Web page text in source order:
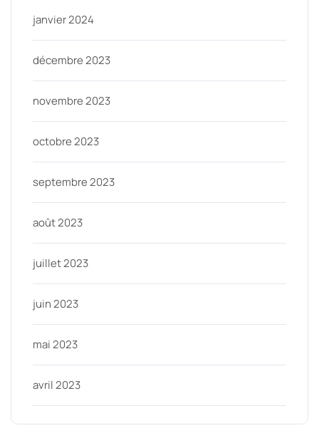
janvier 2024
décembre 2023
novembre 2023
octobre 2023
septembre 2023
août 2023
juillet 2023
juin 2023
mai 2023
avril 2023